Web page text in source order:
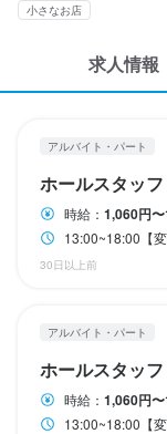
ヘルプ・お問い合わ
掲載をご検討の店舗様
企業情報
小さなお店
求人情報
アルバイト・パート
ホールスタッ
時給： 1,060円
13:00~18:00【
30日以上前
アルバイト・パート
ホールスタッ
時給： 1,060円
13:00~18:00【
休日・休暇
半月ごとのシフト
待遇
契約期間の定めなし
社会保険完備 制服貸与
独立希望者歓迎 駅チカ(
仕事内容
休日・休暇
半月ごとのシフト
待遇
契約期間の定めなし
社会保険完備 制服貸与
独立希望者歓迎 駅チカ(
仕事内容